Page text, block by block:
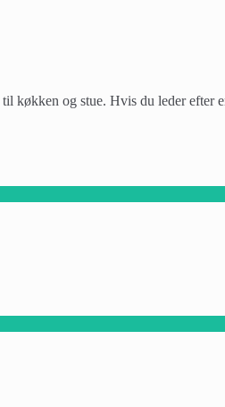
til køkken og stue. Hvis du leder